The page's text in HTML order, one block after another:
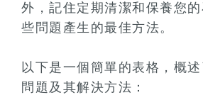
外，記住定期清潔和保養您
些問題產生的最佳方法。
以下是一個簡單的表格，概
問題及其解決方法：